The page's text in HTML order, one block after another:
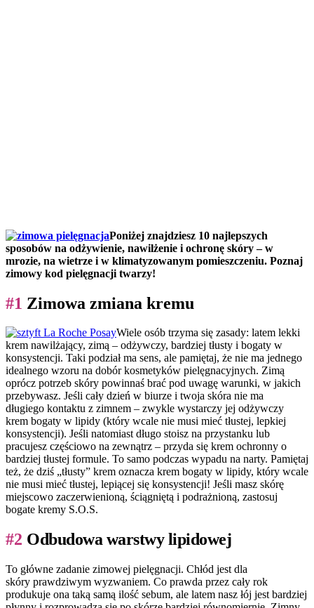
Poniżej znajdziesz 10 najlepszych
sposobów na odżywienie, nawilżenie i ochronę skóry – w
mrozie, na wietrze i w klimatyzowanym pomieszczeniu. Poznaj
zimowy kod pielęgnacji twarzy!
#1 Zimowa zmiana kremu
Wiele osób trzyma się zasady: latem lekki
krem nawilżający, zimą – odżywczy, bardziej tłusty i bogaty w
konsystencji. Taki podział ma sens, ale pamiętaj, że nie ma jednego
idealnego wzoru na dobór kosmetyków pielęgnacyjnych. Zimą
oprócz potrzeb skóry powinnaś brać pod uwagę warunki, w jakich
przebywasz. Jeśli cały dzień w biurze i twoja skóra nie ma
długiego kontaktu z zimnem – zwykle wystarczy jej odżywczy
krem bogaty w lipidy (który wcale nie musi mieć tłustej, lepkiej
konsystencji). Jeśli natomiast długo stoisz na przystanku lub
pracujesz częściowo na zewnątrz – przyda się krem ochronny o
bardziej tłustej formule. To samo podczas wypadu na narty. Pamiętaj
też, że dziś „tłusty” krem oznacza krem bogaty w lipidy, który wcale
nie musi mieć tłustej, lepiącej się konsystencji! Jeśli masz skórę
miejscowo zaczerwienioną, ściągniętą i podrażnioną, zastosuj
bogate kremy S.O.S.
#2 Odbudowa warstwy lipidowej
To główne zadanie zimowej pielęgnacji. Chłód jest dla
skóry prawdziwym wyzwaniem. Co prawda przez cały rok
produkuje ona taką samą ilość sebum, ale latem nasz łój jest bardziej